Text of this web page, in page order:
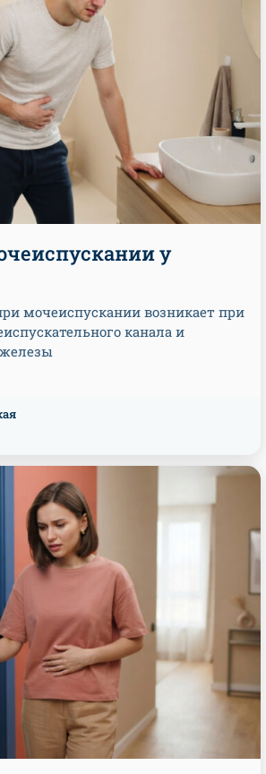
у
мочеиспускании возникает при
канала и